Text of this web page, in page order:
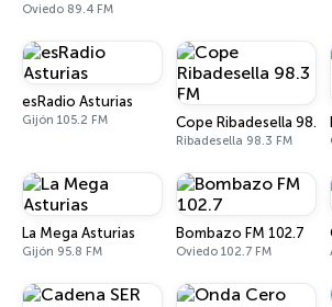
Oviedo 89.4 FM
esRadio Asturias
Gijón 105.2 FM Cope Ribadesella 98.3
Ribadesella 98.3 FM
La Mega Asturias
Gijón 95.8 FM
Bombazo FM 102.7
Oviedo 102.7 FM